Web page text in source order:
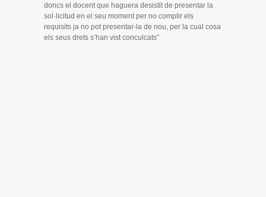
doncs el docent que haguera desistit de presentar la
sol·licitud en el seu moment per no complir els
requisits ja no pot presentar-la de nou, per la cual cosa
els seus drets s’han vist conculcats”